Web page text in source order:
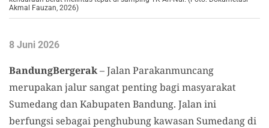
Akmal Fauzan, 2026)
8 Juni 2026
BandungBergerak– Jalan Parakanmuncang
merupakan jalur sangat penting bagi masyarakat
Sumedang dan Kabupaten Bandung. Jalan ini
berfungsi sebagai penghubung kawasan Sumedang di